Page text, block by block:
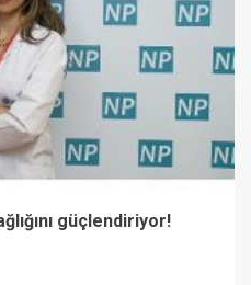
güçlendiriyor!